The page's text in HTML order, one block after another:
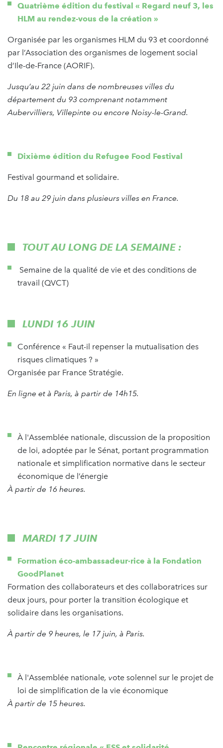
Quatrième édition du festival « Regard neuf 3, les
HLM au rendez-vous de la création »
Organisée par les organismes HLM du 93 et coordonné
par l’Association des organismes de logement social
d’Ile-de-France (AORIF).
Jusqu’au 22 juin dans de nombreuses villes du
département du 93 comprenant notamment
Aubervilliers, Villepinte ou encore Noisy-le-Grand.
Dixième édition du Refugee Food Festival
Festival gourmand et solidaire.
Du 18 au 29 juin dans plusieurs villes en France.
TOUT AU LONG DE LA SEMAINE :
Semaine de la qualité de vie et des conditions de
travail (QVCT)
LUNDI 16 JUIN
Conférence « Faut-il repenser la mutualisation des
risques climatiques ? »
Organisée par France Stratégie.
En ligne et à Paris, à partir de 14h15.
À l'Assemblée nationale, discussion de la proposition
de loi, adoptée par le Sénat, portant programmation
nationale et simplification normative dans le secteur
économique de l’énergie
À partir de 16 heures.
MARDI 17 JUIN
Formation éco-ambassadeur·rice à la Fondation
GoodPlanet
Formation des collaborateurs et des collaboratrices sur
deux jours, pour porter la transition écologique et
solidaire dans les organisations.
À partir de 9 heures, le 17 juin, à Paris.
À l'Assemblée nationale, vote solennel sur le projet de
loi de simplification de la vie économique
À partir de 15 heures.